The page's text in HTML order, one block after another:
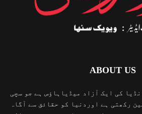
ABOUT US
کی ایک آزاد میڈیاہاؤس ہے جو سچی
رکھتی ہے اوردنیا کو حقائق سے آگاہ